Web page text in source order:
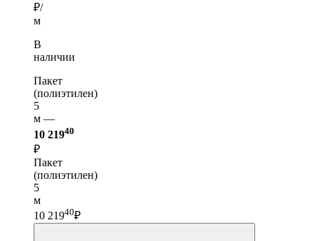
₽/
м
В
наличии
Пакет
(полиэтилен)
5
м —
10 21940
₽
Пакет
(полиэтилен)
5
м
10 21940₽